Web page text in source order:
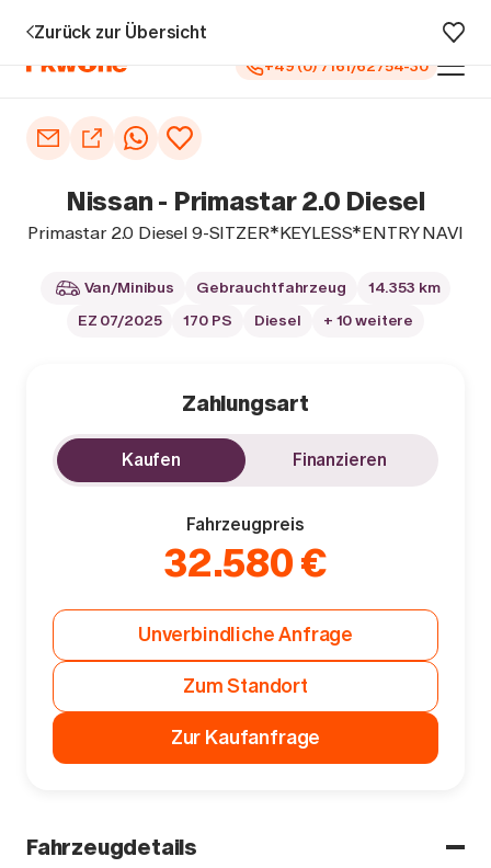
+49 (0) 7161/62754-30
Auto kaufen
Autoankauf
Finanzierung
Inzahlungnahme
Informieren
Zurück zur Übersicht
Fahrzeugdetails
Nissan - Primastar 2.0 Diesel
Primastar 2.0 Diesel 9-SITZER*KEYLESS*ENTRY NAVI
Van/Minibus Gebrauchtfahrzeug
14.353 km
EZ 07/2025
170 PS Diesel + 10 weitere
Zahlungsart
Kaufen Finanzieren
Fahrzeugpreis
32.580 €
Unverbindliche Anfrage
Zum Standort
Zur Kaufanfrage